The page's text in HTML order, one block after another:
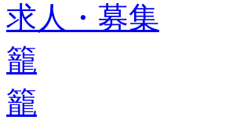
求人・募集
籠
籠